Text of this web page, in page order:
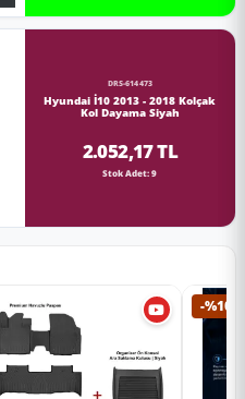
DRS-614473
Hyundai İ10 2013 - 2018 Kolçak
Kol Dayama Siyah
2.052,17 TL
Stok Adet: 9
-%10